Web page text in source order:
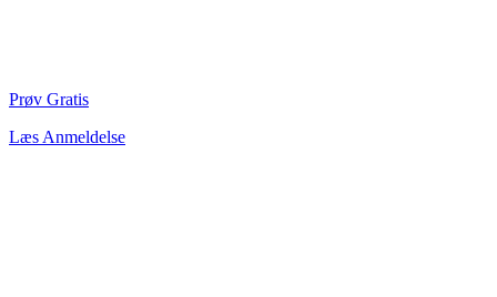
Prøv Gratis
Læs Anmeldelse